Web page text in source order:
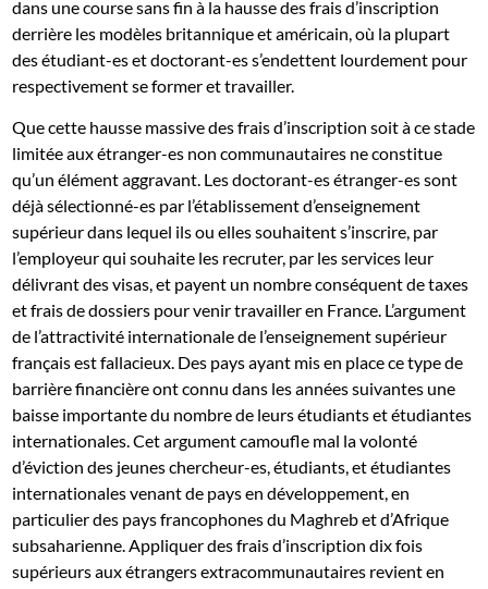
dans une course sans fin à la hausse des frais d’inscription
derrière les modèles britannique et américain, où la plupart
des étudiant-es et doctorant-es s’endettent lourdement pour
respectivement se former et travailler.
Que cette hausse massive des frais d’inscription soit à ce stade
limitée aux étranger-es non communautaires ne constitue
qu’un élément aggravant. Les doctorant-es étranger-es sont
déjà sélectionné-es par l’établissement d’enseignement
supérieur dans lequel ils ou elles souhaitent s’inscrire, par
l’employeur qui souhaite les recruter, par les services leur
délivrant des visas, et payent un nombre conséquent de taxes
et frais de dossiers pour venir travailler en France. L’argument
de l’attractivité internationale de l’enseignement supérieur
français est fallacieux. Des pays ayant mis en place ce type de
barrière financière ont connu dans les années suivantes une
baisse importante du nombre de leurs étudiants et étudiantes
internationales. Cet argument camoufle mal la volonté
d’éviction des jeunes chercheur-es, étudiants, et étudiantes
internationales venant de pays en développement, en
particulier des pays francophones du Maghreb et d’Afrique
subsaharienne. Appliquer des frais d’inscription dix fois
supérieurs aux étrangers extracommunautaires revient en